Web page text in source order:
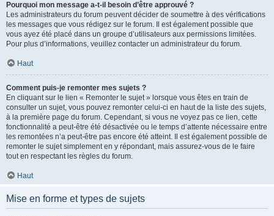
Pourquoi mon message a-t-il besoin d’être approuvé ?
Les administrateurs du forum peuvent décider de soumettre à des vérifications
les messages que vous rédigez sur le forum. Il est également possible que
vous ayez été placé dans un groupe d’utilisateurs aux permissions limitées.
Pour plus d’informations, veuillez contacter un administrateur du forum.
Haut
Comment puis-je remonter mes sujets ?
En cliquant sur le lien « Remonter le sujet » lorsque vous êtes en train de
consulter un sujet, vous pouvez remonter celui-ci en haut de la liste des sujets,
à la première page du forum. Cependant, si vous ne voyez pas ce lien, cette
fonctionnalité a peut-être été désactivée ou le temps d’attente nécessaire entre
les remontées n’a peut-être pas encore été atteint. Il est également possible de
remonter le sujet simplement en y répondant, mais assurez-vous de le faire
tout en respectant les règles du forum.
Haut
Mise en forme et types de sujets